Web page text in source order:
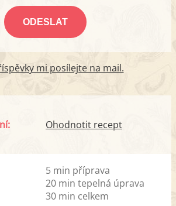
mi posílejte na mail.
Ohodnotit recept
5 min příprava
20 min tepelná úprava
30 min celkem